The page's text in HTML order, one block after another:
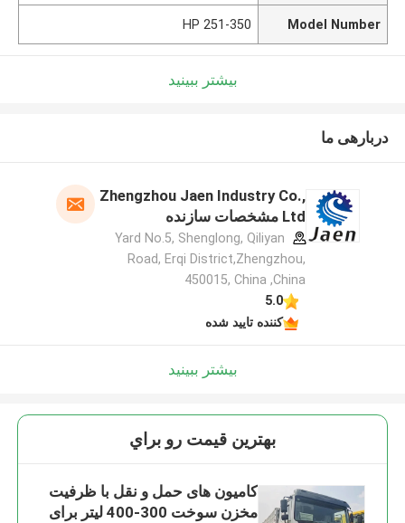
Model Number
251-350 HP
بیشتر ببینید
دربارهی ما
Zhengzhou Jaen Industry Co.,
Ltd مشخصات سازنده
Yard No.5, Shenglong, Qiliyan
Road, Erqi District,Zhengzhou,
450015, China ,China
5.0
کننده تایید شده
بیشتر ببینید
بهترين قيمت رو براي
کامیون های حمل و نقل با ظرفیت
مخزن سوخت 300-400 لیتر برای